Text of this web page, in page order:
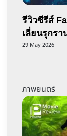
รีวิวซีรีส์
เลี่ยนรุกรา
29 May 2026
ภาพยนตร์